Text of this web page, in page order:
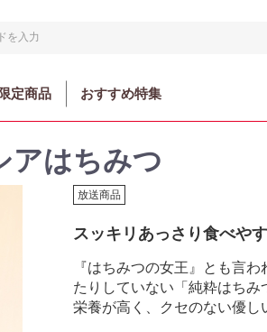
定商品 おすすめ特集
アはちみつ
放送商品
スッキリあっさり食べや
『はちみつの女王』とも言
たりしていない「純粋はちみ
栄養が高く、クセのない優し